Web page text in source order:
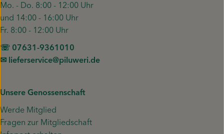
Mo. - Do. 8:00 - 12:00 Uhr
und 14:00 - 16:00 Uhr
Fr. 8:00 - 12:00 Uhr
☏ 07631-9361010
✉︎ lieferservice@piluweri.de
Unsere Genossenschaft
Werde Mitglied
Fragen zur Mitgliedschaft